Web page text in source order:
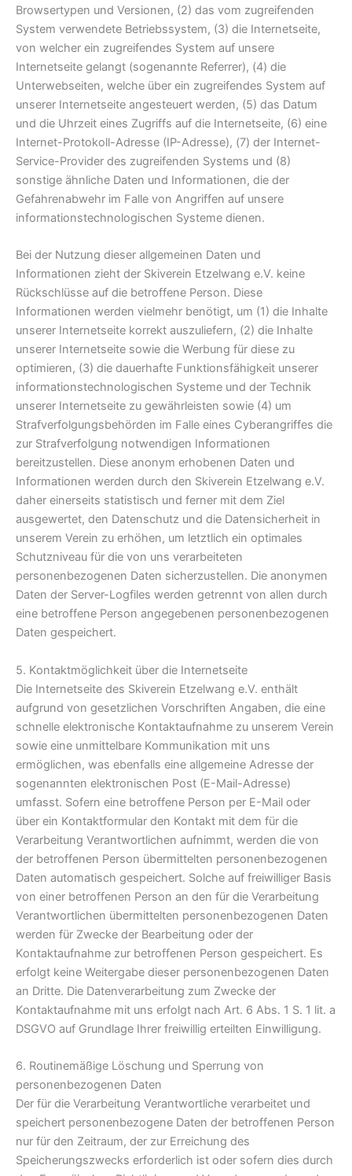
Browsertypen und Versionen, (2) das vom zugreifenden
System verwendete Betriebssystem, (3) die Internetseite,
von welcher ein zugreifendes System auf unsere
Internetseite gelangt (sogenannte Referrer), (4) die
Unterwebseiten, welche über ein zugreifendes System auf
unserer Internetseite angesteuert werden, (5) das Datum
und die Uhrzeit eines Zugriffs auf die Internetseite, (6) eine
Internet-Protokoll-Adresse (IP-Adresse), (7) der Internet-
Service-Provider des zugreifenden Systems und (8)
sonstige ähnliche Daten und Informationen, die der
Gefahrenabwehr im Falle von Angriffen auf unsere
informationstechnologischen Systeme dienen.
Bei der Nutzung dieser allgemeinen Daten und
Informationen zieht der Skiverein Etzelwang e.V. keine
Rückschlüsse auf die betroffene Person. Diese
Informationen werden vielmehr benötigt, um (1) die Inhalte
unserer Internetseite korrekt auszuliefern, (2) die Inhalte
unserer Internetseite sowie die Werbung für diese zu
optimieren, (3) die dauerhafte Funktionsfähigkeit unserer
informationstechnologischen Systeme und der Technik
unserer Internetseite zu gewährleisten sowie (4) um
Strafverfolgungsbehörden im Falle eines Cyberangriffes die
zur Strafverfolgung notwendigen Informationen
bereitzustellen. Diese anonym erhobenen Daten und
Informationen werden durch den Skiverein Etzelwang e.V.
daher einerseits statistisch und ferner mit dem Ziel
ausgewertet, den Datenschutz und die Datensicherheit in
unserem Verein zu erhöhen, um letztlich ein optimales
Schutzniveau für die von uns verarbeiteten
personenbezogenen Daten sicherzustellen. Die anonymen
Daten der Server-Logfiles werden getrennt von allen durch
eine betroffene Person angegebenen personenbezogenen
Daten gespeichert.
5. Kontaktmöglichkeit über die Internetseite
Die Internetseite des Skiverein Etzelwang e.V. enthält
aufgrund von gesetzlichen Vorschriften Angaben, die eine
schnelle elektronische Kontaktaufnahme zu unserem Verein
sowie eine unmittelbare Kommunikation mit uns
ermöglichen, was ebenfalls eine allgemeine Adresse der
sogenannten elektronischen Post (E-Mail-Adresse)
umfasst. Sofern eine betroffene Person per E-Mail oder
über ein Kontaktformular den Kontakt mit dem für die
Verarbeitung Verantwortlichen aufnimmt, werden die von
der betroffenen Person übermittelten personenbezogenen
Daten automatisch gespeichert. Solche auf freiwilliger Basis
von einer betroffenen Person an den für die Verarbeitung
Verantwortlichen übermittelten personenbezogenen Daten
werden für Zwecke der Bearbeitung oder der
Kontaktaufnahme zur betroffenen Person gespeichert. Es
erfolgt keine Weitergabe dieser personenbezogenen Daten
an Dritte. Die Datenverarbeitung zum Zwecke der
Kontaktaufnahme mit uns erfolgt nach Art. 6 Abs. 1 S. 1 lit. a
DSGVO auf Grundlage Ihrer freiwillig erteilten Einwilligung.
6. Routinemäßige Löschung und Sperrung von
personenbezogenen Daten
Der für die Verarbeitung Verantwortliche verarbeitet und
speichert personenbezogene Daten der betroffenen Person
nur für den Zeitraum, der zur Erreichung des
Speicherungszwecks erforderlich ist oder sofern dies durch